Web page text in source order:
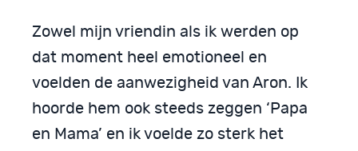
Zowel mijn vriendin als ik werden op
dat moment heel emotioneel en
voelden de aanwezigheid van Aron. Ik
hoorde hem ook steeds zeggen ‘Papa
en Mama’ en ik voelde zo sterk het